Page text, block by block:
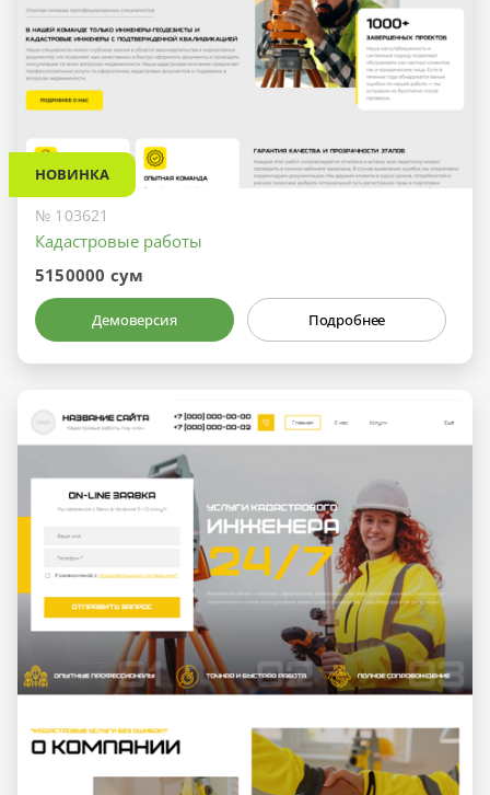
НОВИНКА
№ 103621
Кадастровые работы
5150000 сум
Демоверсия Подробнее